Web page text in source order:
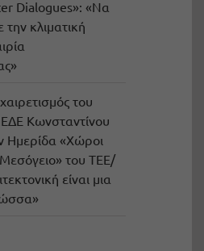
Dialogues»: «Να
κλιματική
του
Κωνσταντίνου
Ημερίδα «Χώροι
του ΤΕΕ/
είναι μια